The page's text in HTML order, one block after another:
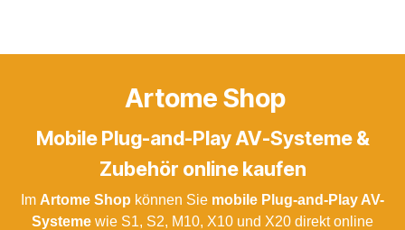
Artome Shop
Mobile Plug-and-Play AV-Systeme &
Zubehör online kaufen
Im Artome Shop können Sie mobile Plug-and-Play AV-
Systeme wie S1, S2, M10, X10 und X20 direkt online